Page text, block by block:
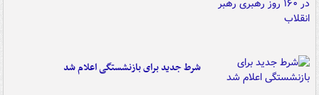
شرط جدید برای بازنشستگی اعلام شد